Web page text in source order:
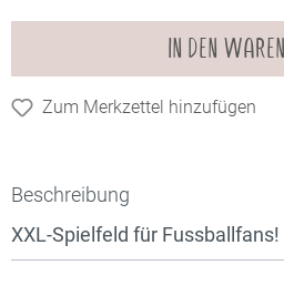
IN DEN
Zum Merkzettel hinzufügen
Beschreibung
XXL-Spielfeld für Fussballfans!